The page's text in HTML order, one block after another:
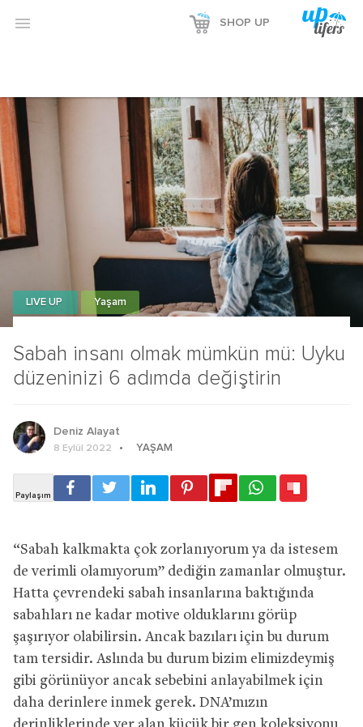
 SHOP UP
Sabah insanı olmak mümkün mü: Uyku
düzeninizi 6 adımda değiştirin
LIVE UP Yaşam
Deniz Alayat
8 Eylül 2022 YAŞAM
“Sabah kalkmakta çok zorlanıyorum ya da istesem
de verimli olamıyorum” dediğin zamanlar olmuştur.
Hatta çevrendeki sabah insanlarına baktığında
sabahları ne kadar motive olduklarını görüp
şaşırıyor olabilirsin. Ancak bazıları için bu durum
tam tersidir. Aslında bu durum bizim elimizdeymiş
gibi görünüyor ancak sebebini anlayabilmek için
daha derinlere inmek gerek. DNA’mızın